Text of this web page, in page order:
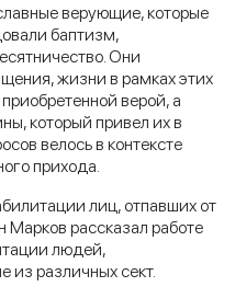
верующие, которые
баптизм,
Они
жизни в рамках этих
верой, а
который привел их в
велось в контексте
прихода.
лиц, отпавших от
рассказал работе
людей,
различных сект.